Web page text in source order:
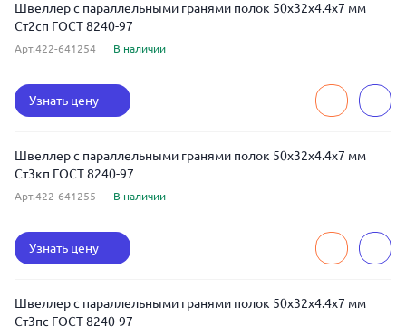
Швеллер с параллельными гранями полок 50x32x4.4x7 мм
Ст2сп ГОСТ 8240-97
Арт.422-641254 В наличии
Узнать цену
Швеллер с параллельными гранями полок 50x32x4.4x7 мм
Ст3кп ГОСТ 8240-97
Арт.422-641255 В наличии
Узнать цену
Швеллер с параллельными гранями полок 50x32x4.4x7 мм
Ст3пс ГОСТ 8240-97